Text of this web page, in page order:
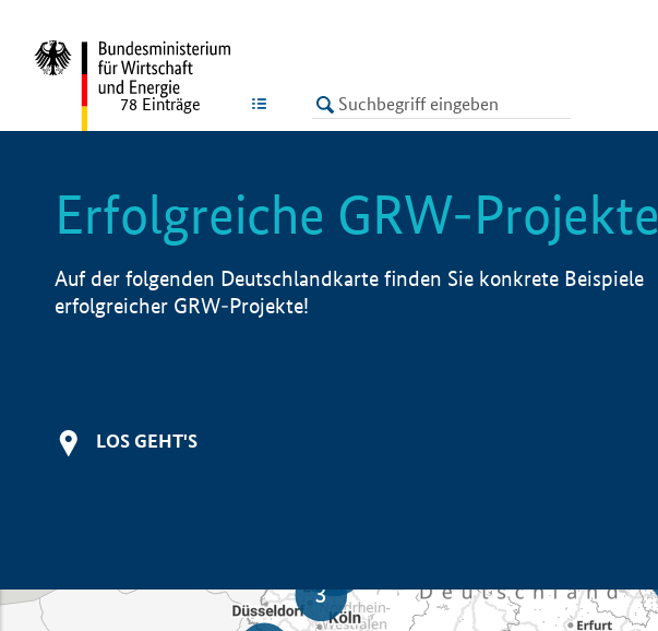
LISTE
78 Einträge
Erfolgreiche GRW-Projekte
Auf der folgenden Deutschlandkarte finden Sie konkrete Beispiele
erfolgreicher GRW-Projekte!
LOS GEHT'S